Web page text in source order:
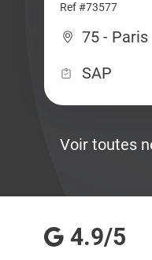
Ref #73577
75 - Paris
SAP
Voir toutes
4.9/5